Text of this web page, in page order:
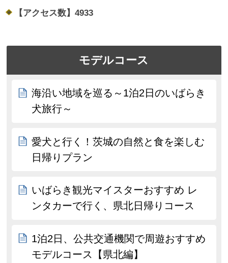
【アクセス数】 4933
モデルコース
海沿い地域を巡る～1泊2日のいばらき
犬旅行～
愛犬と行く！茨城の自然と食を楽しむ
日帰りプラン
いばらき観光マイスターおすすめ レ
ンタカーで行く、県北日帰りコース
1泊2日、公共交通機関で周遊おすすめ
モデルコース【県北編】